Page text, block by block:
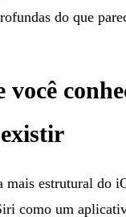
do que
mais estrutural do
como um